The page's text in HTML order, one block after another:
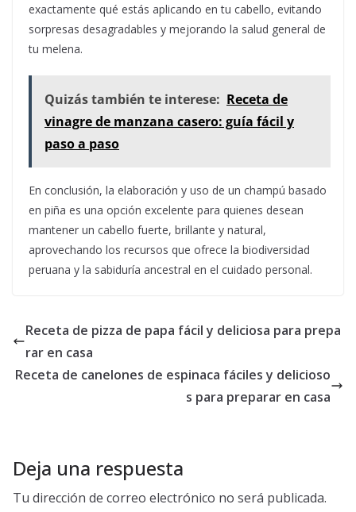
exactamente qué estás aplicando en tu cabello, evitando
sorpresas desagradables y mejorando la salud general de
tu melena.
Quizás también te interese: Receta de
vinagre de manzana casero: guía fácil y
paso a paso
En conclusión, la elaboración y uso de un champú basado
en piña es una opción excelente para quienes desean
mantener un cabello fuerte, brillante y natural,
aprovechando los recursos que ofrece la biodiversidad
peruana y la sabiduría ancestral en el cuidado personal.
Receta de pizza de papa fácil y deliciosa para prepa
rar en casa
Receta de canelones de espinaca fáciles y delicioso
s para preparar en casa
Deja una respuesta
Tu dirección de correo electrónico no será publicada.